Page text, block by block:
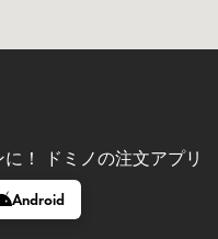
！ ドミノの注文アプリ
Android